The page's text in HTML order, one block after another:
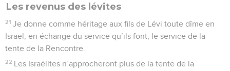
Les revenus des lévites
21 Je donne comme héritage aux fils de Lévi toute dîme en
Israël, en échange du service qu’ils font, le service de la
tente de la Rencontre.
22 Les Israélites n’approcheront plus de la tente de la